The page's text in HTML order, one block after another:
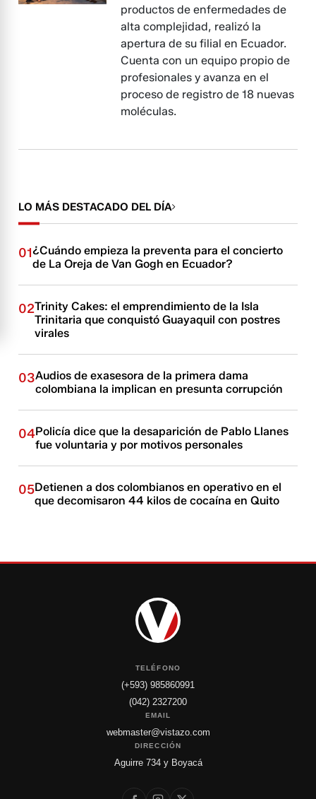
productos de enfermedades de
alta complejidad, realizó la
apertura de su filial en Ecuador.
Cuenta con un equipo propio de
profesionales y avanza en el
proceso de registro de 18 nuevas
moléculas.
LO MÁS DESTACADO DEL DÍA
01¿Cuándo empieza la preventa para el concierto
de La Oreja de Van Gogh en Ecuador?
02Trinity Cakes: el emprendimiento de la Isla
Trinitaria que conquistó Guayaquil con postres
virales
03Audios de exasesora de la primera dama
colombiana la implican en presunta corrupción
04Policía dice que la desaparición de Pablo Llanes
fue voluntaria y por motivos personales
05Detienen a dos colombianos en operativo en el
que decomisaron 44 kilos de cocaína en Quito
TELÉFONO
(+593) 985860991
(042) 2327200
EMAIL
webmaster@vistazo.com
DIRECCIÓN
Aguirre 734 y Boyacá